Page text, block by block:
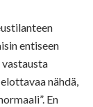
entiseen
nähdä,
En